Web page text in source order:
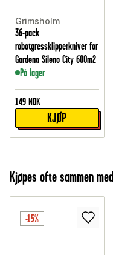
Grimsholm
36-pack
robotgressklipperkniver for
Gardena Sileno City 600m2
På lager
149 NOK
KJØP
Kjøpes ofte sammen med
-15%